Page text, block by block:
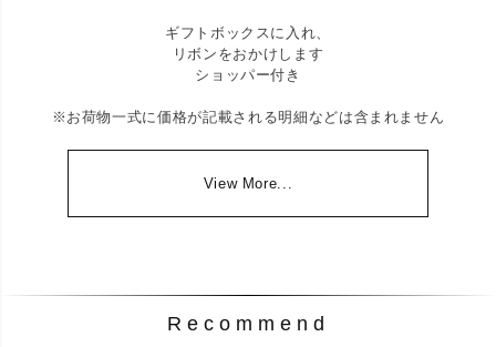
ギフトボックスに入れ、
リボンをおかけします
ショッパー付き
※お荷物一式に価格が記載される明細などは含まれません
View More...
Recommend